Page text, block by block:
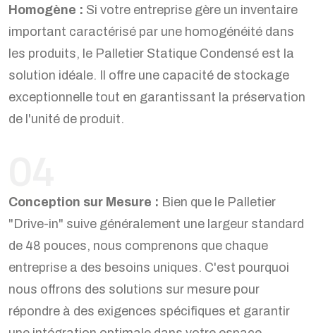
Homogène : Si votre entreprise gère un inventaire
important caractérisé par une homogénéité dans
les produits, le Palletier Statique Condensé est la
solution idéale. Il offre une capacité de stockage
exceptionnelle tout en garantissant la préservation
de l'unité de produit.
Conception sur Mesure : Bien que le Palletier
"Drive-in" suive généralement une largeur standard
de 48 pouces, nous comprenons que chaque
entreprise a des besoins uniques. C'est pourquoi
nous offrons des solutions sur mesure pour
répondre à des exigences spécifiques et garantir